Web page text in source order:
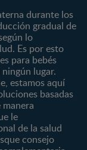
durante los
gradual de
lo
Es por esto
para bebés
lugar.
estamos aquí
basadas
le
de la salud
consejo